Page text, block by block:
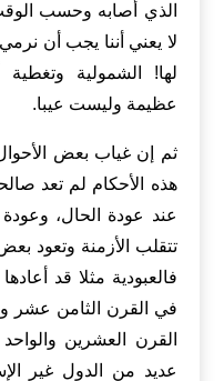
الذي أصابه وحسب
لا يعني أننا يجب أن نرمي
لها! الشمولية
عظيمة وليست عيبا.
ثم إن غياب بعض
هذه الأحكام لم تعد
عند عودة الحال،
تتقلب الأزمنة وتعود
فالعبودية مثلا قد
في القرن الثامن عشر
القرن العشرين
عديد من الدول غير